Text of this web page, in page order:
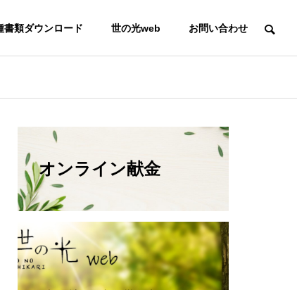
書類ダウンロード 世の光web お問い合わせ
オンライン献金